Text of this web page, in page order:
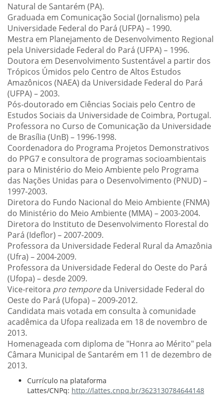
Natural de Santarém (PA).
Graduada em Comunicação Social (Jornalismo) pela
Universidade Federal do Pará (UFPA) – 1990.
Mestra em Planejamento de Desenvolvimento Regional
pela Universidade Federal do Pará (UFPA) – 1996.
Doutora em Desenvolvimento Sustentável a partir dos
Trópicos Úmidos pelo Centro de Altos Estudos
Amazônicos (NAEA) da Universidade Federal do Pará
(UFPA) – 2003.
Pós-doutorado em Ciências Sociais pelo Centro de
Estudos Sociais da Universidade de Coimbra, Portugal.
Professora no Curso de Comunicação da Universidade
de Brasília (UnB) – 1996-1998.
Coordenadora do Programa Projetos Demonstrativos
do PPG7 e consultora de programas socioambientais
para o Ministério do Meio Ambiente pelo Programa
das Nações Unidas para o Desenvolvimento (PNUD) –
1997-2003.
Diretora do Fundo Nacional do Meio Ambiente (FNMA)
do Ministério do Meio Ambiente (MMA) – 2003-2004.
Diretora do Instituto de Desenvolvimento Florestal do
Pará (Ideflor) – 2007-2009.
Professora da Universidade Federal Rural da Amazônia
(Ufra) – 2004-2009.
Professora da Universidade Federal do Oeste do Pará
(Ufopa) – desde 2009.
Vice-reitora pro temporeda Universidade Federal do
Oeste do Pará (Ufopa) – 2009-2012.
Candidata mais votada em consulta à comunidade
acadêmica da Ufopa realizada em 18 de novembro de
2013.
Homenageada com diploma de "Honra ao Mérito" pela
Câmara Municipal de Santarém em 11 de dezembro de
2013.
Currículo na plataforma
Lattes/CNPq: http://lattes.cnpq.br/3623130784644148